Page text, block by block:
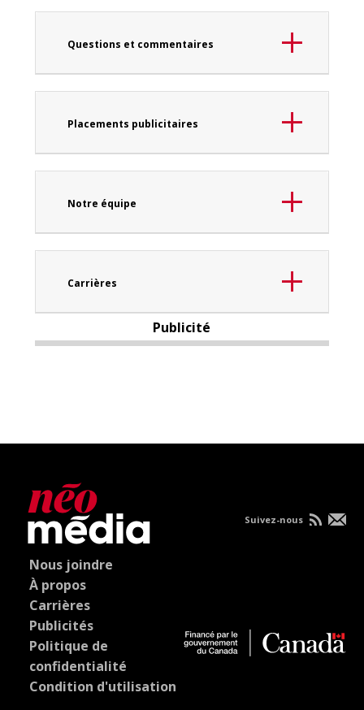
Questions et commentaires
Placements publicitaires
Notre équipe
Carrières
Publicité
Nous joindre
À propos
Carrières
Publicités
Politique de
confidentialité
Condition d'utilisation
Suivez-nous